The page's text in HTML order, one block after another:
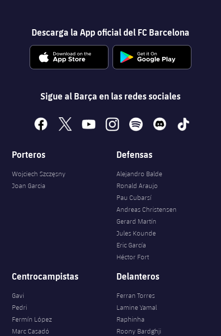
Descarga la App oficial del FC Barcelona
Sigue al Barça en las redes sociales
facebook
x youtubeinstagramspotify discord tiktok
Porteros
Wojciech Szczęsny
Joan Garcia
Defensas
Alejandro Balde
Ronald Araujo
Pau Cubarsí
Andreas Christensen
Gerard Martín
Jules Kounde
Eric García
Héctor Fort
Centrocampistas
Gavi
Pedri
Fermín López
Marc Casadó
Delanteros
Ferran Torres
Lamine Yamal
Raphinha
Roony Bardghji